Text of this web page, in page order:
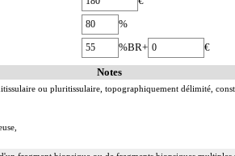
%
%BR+ €
Notes
ou pluritissulaire, topographiquement délimité,